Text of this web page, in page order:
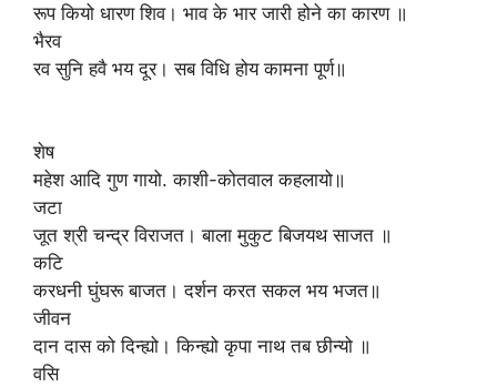
रूप कियो धारण शिव। भाव के भार जारी होने का कारण ॥
भैरव
रव सुनि हवै भय दूर। सब विधि होय कामना पूर्ण॥
शेष
महेश आदि गुण गायो. काशी-कोतवाल कहलायो॥
जटा
जूत श्री चन्द्र विराजत। बाला मुकुट बिजयथ साजत ॥
कटि
करधनी घुंघरू बाजत। दर्शन करत सकल भय भजत॥
जीवन
दान दास को दिन्ह्यो। किन्ह्यो कृपा नाथ तब छीन्यो ॥
वसि